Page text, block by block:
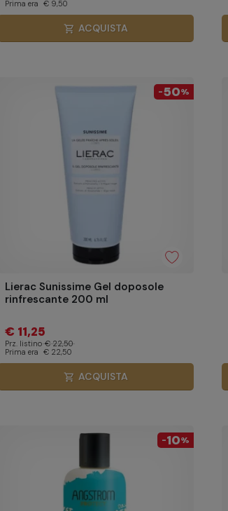
Prima era € 9,50
shopping_cart ACQUISTA
-50%
Lierac Sunissime Gel doposole
rinfrescante 200 ml
€ 11,25
Prz. listino € 22,50
Prima era € 22,50
shopping_cart ACQUISTA
-10%